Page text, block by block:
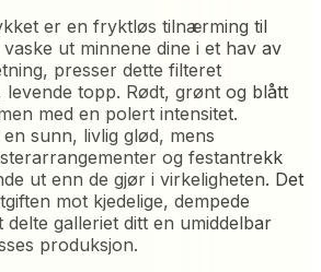
er en fryktløs tilnærming til
ut minnene dine i et hav av
presser dette filteret
levende topp. Rødt, grønt og blått
med en polert intensitet.
sunn, livlig glød, mens
og festantrekk
ut enn de gjør i virkeligheten. Det
mot kjedelige, dempede
delte galleriet ditt en umiddelbar
produksjon.